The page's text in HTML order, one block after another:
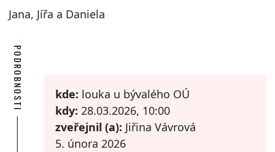
Jana, Jířa a Daniela
PODROBNOSTI kde: louka u bývalého OÚ
kdy: 28.03.2026, 10:00
zveřejnil (a): Jiřina Vávrová
5. února 2026